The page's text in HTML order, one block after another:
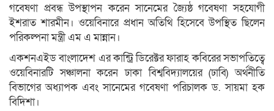
গবেষণা প্রবন্ধ উপস্থাপন করেন সানেমের জ্যৈষ্ঠ গবেষণা সহযোগী
ইশরাত শারমীন। ওয়েবিনারে প্রধান অতিথি হিসেবে উপস্থিত ছিলেন
পরিকল্পনা মন্ত্রী এম এ মান্নান।
একশনএইড বাংলাদেশ এর কান্ট্রি ডিরেক্টর ফারাহ কবিরের সভাপতিত্বে
ওয়েবিনারটি সঞ্চালনা করেন ঢাকা বিশ্ববিদ্যালয়ের (ঢাবি) অর্থনীতি
বিভাগের অধ্যাপক এবং সানেমের গবেষণা পরিচালক ড. সায়মা হক
বিদিশা।